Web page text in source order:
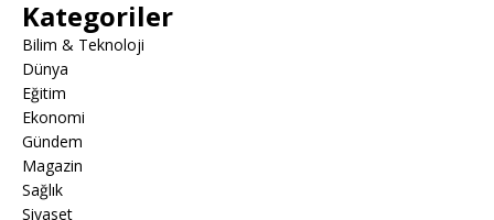
Kategoriler
Bilim & Teknoloji
Dünya
Eğitim
Ekonomi
Gündem
Magazin
Sağlık
Siyaset